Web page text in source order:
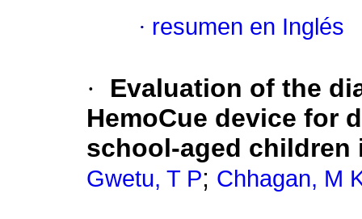
· resumen en Inglés
·
Evaluation of the
HemoCue device for
school-aged children
Gwetu, T P; Chhagan, M